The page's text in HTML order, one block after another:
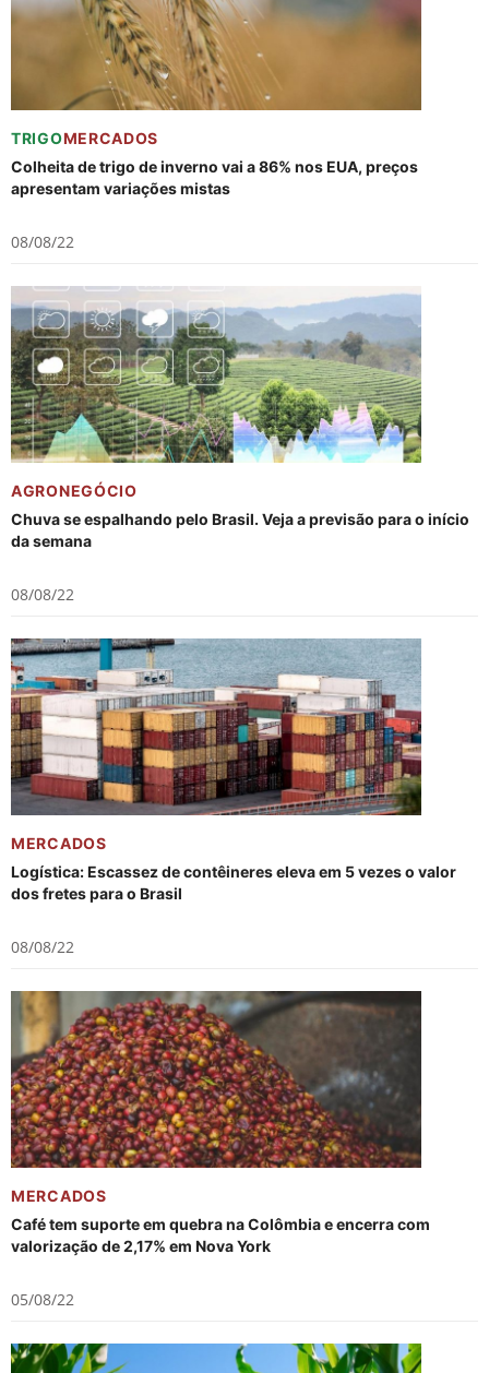
TRIGOMERCADOS
Colheita de trigo de inverno vai a 86% nos EUA, preços
apresentam variações mistas
08/08/22
AGRONEGÓCIO
Chuva se espalhando pelo Brasil. Veja a previsão para o início
da semana
08/08/22
MERCADOS
Logística: Escassez de contêineres eleva em 5 vezes o valor
dos fretes para o Brasil
08/08/22
MERCADOS
Café tem suporte em quebra na Colômbia e encerra com
valorização de 2,17% em Nova York
05/08/22